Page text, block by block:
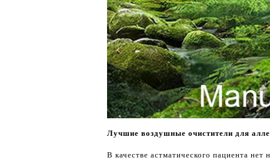
Лучшие воздушные очистители для
В качестве астматического пациента